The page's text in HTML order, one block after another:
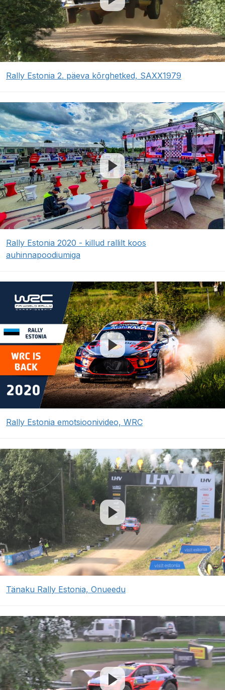
Rally Estonia 2. päeva kõrghetked, SAXX1979
Rally Estonia 2020 - killud rallilt koos
auhinnapoodiumiga
Rally Estonia emotsioonivideo, WRC
Tänaku Rally Estonia, Onueedu